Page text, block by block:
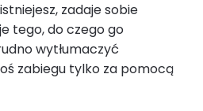
zadaje sobie
tego, do czego go
wytłumaczyć
zabiegu tylko za pomocą